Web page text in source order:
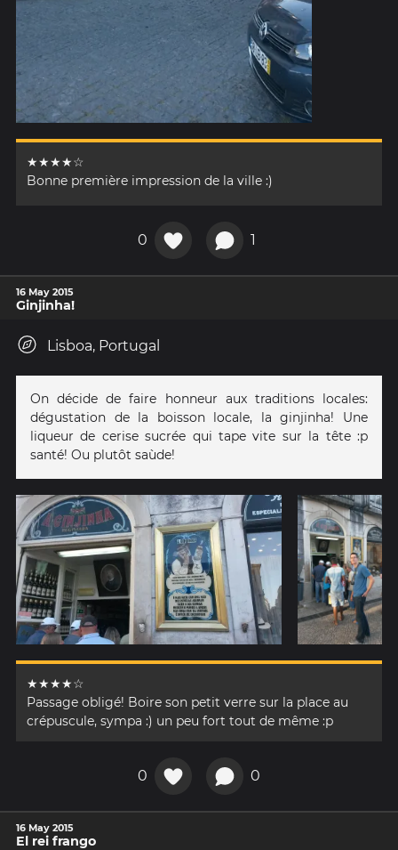
★★★★☆
Bonne première impression de la ville :)
0 1
16 May 2015
Ginjinha!
Lisboa, Portugal
On décide de faire honneur aux traditions locales:
dégustation de la boisson locale, la ginjinha! Une
liqueur de cerise sucrée qui tape vite sur la tête :p
santé! Ou plutôt saùde!
★★★★☆
Passage obligé! Boire son petit verre sur la place au
crépuscule, sympa :) un peu fort tout de même :p
0 0
16 May 2015
El rei frango